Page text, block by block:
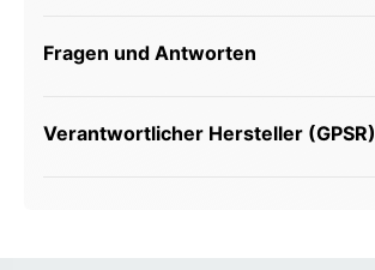
Fragen und Antworten
Verantwortlicher Hersteller (GPSR)